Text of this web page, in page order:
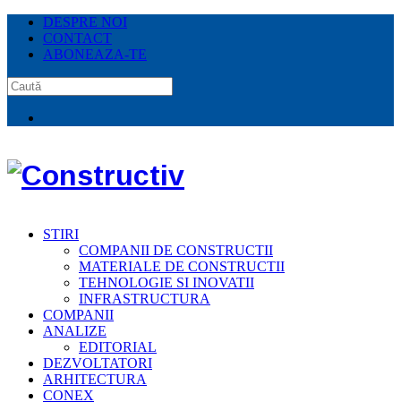
DESPRE NOI
CONTACT
ABONEAZA-TE
STIRI
COMPANII DE CONSTRUCTII
MATERIALE DE CONSTRUCTII
TEHNOLOGIE SI INOVATII
INFRASTRUCTURA
COMPANII
ANALIZE
EDITORIAL
DEZVOLTATORI
ARHITECTURA
CONEX